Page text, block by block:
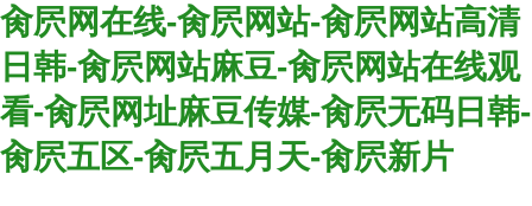
肏屄网在线-肏屄网站-肏屄网站高清
日韩-肏屄网站麻豆-肏屄网站在线观
看-肏屄网址麻豆传媒-肏屄无码日韩-
肏屄五区-肏屄五月天-肏屄新片